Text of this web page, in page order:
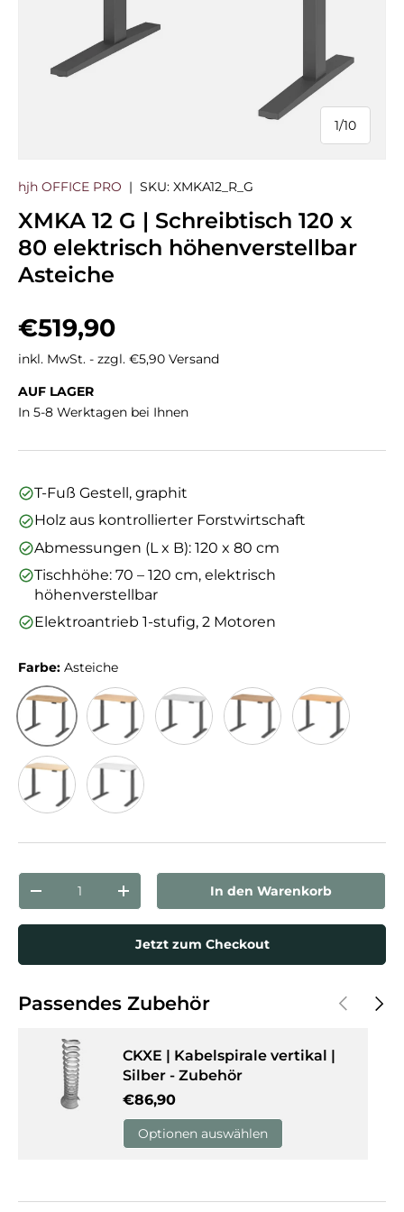
1/
von
10
hjh OFFICE PRO | SKU: XMKA12_R_G
XMKA 12 G | Schreibtisch 120 x
80 elektrisch höhenverstellbar
Asteiche
Normaler Preis
€519,90
inkl. MwSt. - zzgl. €5,90 Versand
AUF LAGER
In 5-8 Werktagen bei Ihnen
T-Fuß Gestell, graphit
Holz aus kontrollierter Forstwirtschaft
Abmessungen (L x B): 120 x 80 cm
Tischhöhe: 70 – 120 cm, elektrisch
höhenverstellbar
Elektroantrieb 1-stufig, 2 Motoren
Farbe: Asteiche
Asteiche Eiche
Anzahl
Menge verringernMenge erhöhenIn den Warenkorb
Jetzt zum Checkout
Passendes Zubehör Vorherige
CKXE | Kabelspirale vertikal |
Silber - Zubehör
Normaler Preis
€86,90
Optionen auswählen